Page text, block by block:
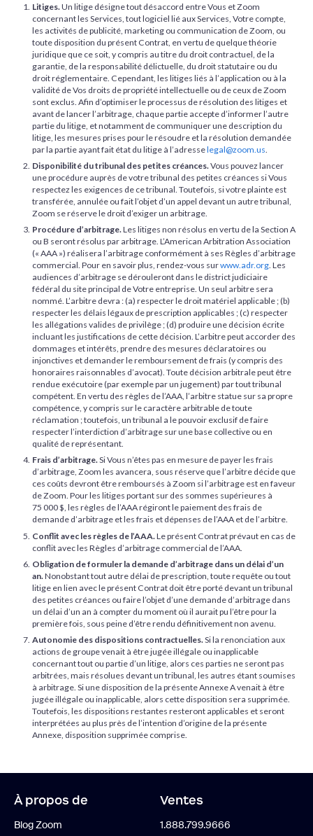
Litiges. Un litige désigne tout désaccord entre Vous et Zoom
concernant les Services, tout logiciel lié aux Services, Votre compte,
les activités de publicité, marketing ou communication de Zoom, ou
toute disposition du présent Contrat, en vertu de quelque théorie
juridique que ce soit, y compris au titre du droit contractuel, de la
garantie, de la responsabilité délictuelle, du droit statutaire ou du
droit réglementaire. Cependant, les litiges liés à l’application ou à la
validité de Vos droits de propriété intellectuelle ou de ceux de Zoom
sont exclus. Afin d’optimiser le processus de résolution des litiges et
avant de lancer l’arbitrage, chaque partie accepte d’informer l’autre
partie du litige, et notamment de communiquer une description du
litige, les mesures prises pour le résoudre et la résolution demandée
par la partie ayant fait état du litige à l’adresselegal@zoom.us
Disponibilité du tribunal des petites créances. Vous pouvez lancer
une procédure auprès de votre tribunal des petites créances si Vous
respectez les exigences de ce tribunal. Toutefois, si votre plainte est
transférée, annulée ou fait l’objet d’un appel devant un autre tribunal,
Zoom se réserve le droit d’exiger un arbitrage.
Procédure d’arbitrage.Les litiges non résolus en vertu de la Section A
ou B seront résolus par arbitrage. L’American Arbitration Association
(« AAA ») réalisera l’arbitrage conformément à ses Règles d’arbitrage
commercial. Pour en savoir plus, rendez-vous surwww.adr.org. Les
audiences d’arbitrage se dérouleront dans le district judiciaire
fédéral du site principal de Votre entreprise. Un seul arbitre sera
nommé. L’arbitre devra : (a) respecter le droit matériel applicable ; (b)
respecter les délais légaux de prescription applicables ; (c) respecter
les allégations valides de privilège ; (d) produire une décision écrite
incluant les justifications de cette décision. L’arbitre peut accorder des
dommages et intérêts, prendre des mesures déclaratoires ou
injonctives et demander le remboursement de frais (y compris des
honoraires raisonnables d’avocat). Toute décision arbitrale peut être
rendue exécutoire (par exemple par un jugement) par tout tribunal
compétent. En vertu des règles de l’AAA, l’arbitre statue sur sa propre
compétence, y compris sur le caractère arbitrable de toute
réclamation ; toutefois, un tribunal a le pouvoir exclusif de faire
respecter l’interdiction d’arbitrage sur une base collective ou en
qualité de représentant.
Frais d’arbitrage.Si Vous n’êtes pas en mesure de payer les frais
d’arbitrage, Zoom les avancera, sous réserve que l’arbitre décide que
ces coûts devront être remboursés à Zoom si l’arbitrage est en faveur
de Zoom. Pour les litiges portant sur des sommes supérieures à
75 000 $, les règles de l’AAA régiront le paiement des frais de
demande d’arbitrage et les frais et dépenses de l’AAA et de l’arbitre.
Conflit avec les règles de l’AAA. Le présent Contrat prévaut en cas de
conflit avec les Règles d’arbitrage commercial de l’AAA.
Obligation de formuler la demande d’arbitrage dans un délai d’un
an. Nonobstant tout autre délai de prescription, toute requête ou tout
litige en lien avec le présent Contrat doit être porté devant un tribunal
des petites créances ou faire l’objet d’une demande d’arbitrage dans
un délai d’un an à compter du moment où il aurait pu l’être pour la
première fois, sous peine d’être rendu définitivement non avenu.
Autonomie des dispositions contractuelles. Si la renonciation aux
actions de groupe venait à être jugée illégale ou inapplicable
concernant tout ou partie d’un litige, alors ces parties ne seront pas
arbitrées, mais résolues devant un tribunal, les autres étant soumises
à arbitrage. Si une disposition de la présente Annexe A venait à être
jugée illégale ou inapplicable, alors cette disposition sera supprimée.
Toutefois, les dispositions restantes resteront applicables et seront
interprétées au plus près de l’intention d’origine de la présente
Annexe, disposition supprimée comprise.
À propos de
Blog Zoom
Ventes
1.888.799.9666